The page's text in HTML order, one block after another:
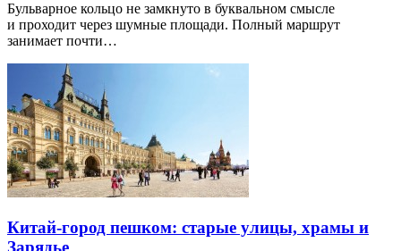
Бульварное кольцо не замкнуто в буквальном смысле
и проходит через шумные площади. Полный маршрут
занимает почти…
Китай-город пешком: старые улицы, храмы и
Зарядье